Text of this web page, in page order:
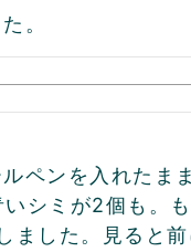
。
ペンを入れたま
シミが2個も。
した。見ると